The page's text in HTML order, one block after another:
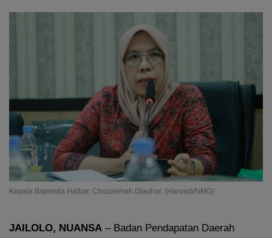
Kepala Bapenda Halbar, Chuzaemah Djauhar. (Haryadi/NMG)
JAILOLO, NUANSA – Badan Pendapatan Daerah